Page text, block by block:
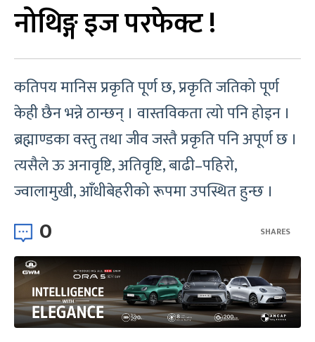
नोथिङ्ग इज परफेक्ट !
कतिपय मानिस प्रकृति पूर्ण छ, प्रकृति जतिको पूर्ण
केही छैन भन्ने ठान्छन् । वास्तविकता त्यो पनि होइन ।
ब्रह्माण्डका वस्तु तथा जीव जस्तै प्रकृति पनि अपूर्ण छ ।
त्यसैले ऊ अनावृष्टि, अतिवृष्टि, बाढी–पहिरो,
ज्वालामुखी, आँधीबेहरीको रूपमा उपस्थित हुन्छ ।
0 SHARES